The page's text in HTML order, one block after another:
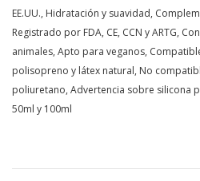
EE.UU., Hidratación y suavidad,
Registrado por FDA, CE, CCN y ARTG,
animales, Apto para veganos,
polisopreno y látex natural, No
poliuretano, Advertencia sobre silicona
50ml y 100ml